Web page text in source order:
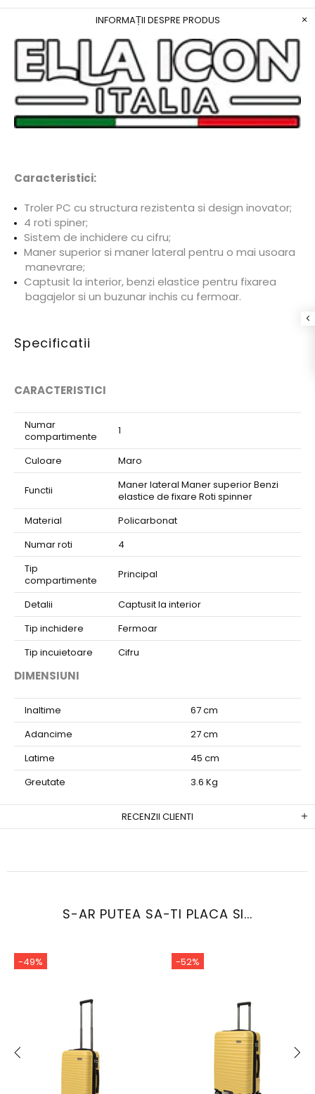
INFORMAȚII DESPRE PRODUS
Caracteristici:
Troler PC cu structura rezistenta si design inovator;
4 roti spiner;
Sistem de inchidere cu cifru;
Maner superior si maner lateral pentru o mai usoara
manevrare;
Captusit la interior, benzi elastice pentru fixarea
bagajelor si un buzunar inchis cu fermoar.
Specificatii
CARACTERISTICI
Numar
compartimente
1
Culoare Maro
Functii
Maner lateral Maner superior Benzi
elastice de fixare Roti spinner
Material
Policarbonat
Numar roti
4
Tip
compartimente
Principal
Detalii
Captusit la interior
Tip inchidere
Fermoar
Tip incuietoare
Cifru
DIMENSIUNI
Inaltime
67 cm
Adancime
27 cm
Latime
45 cm
Greutate
3.6 Kg
RECENZII CLIENTI
S-AR PUTEA SA-TI PLACA SI...
-49% -52%